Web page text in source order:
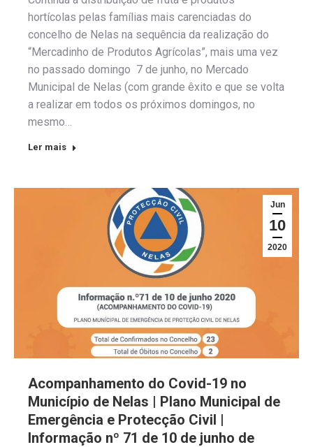
hortícolas pelas famílias mais carenciadas do
concelho de Nelas na sequência da realização do
“Mercadinho de Produtos Agrícolas”, mais uma vez
no passado domingo 7 de junho, no Mercado
Municipal de Nelas (com grande êxito e que se volta
a realizar em todos os próximos domingos, no
mesmo…
Ler mais
Jun
10
2020
Acompanhamento do Covid-19 no
Município de Nelas | Plano Municipal de
Emergência e Protecção Civil |
Informação nº 71 de 10 de junho de